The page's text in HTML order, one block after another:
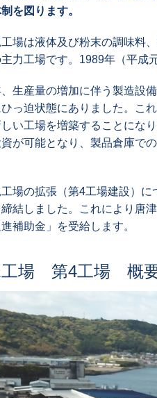
を図ります。
場は液体及び粉末の調味料
力工場です。1989年（平成
生産量の増加に伴う製造設
ひっ迫状態にありました。こ
い工場を増築することにな
が可能となり、製品倉庫で
場の拡張（第4工場建設）に
結しました。これにより唐
補助金」を受給します。
工場 第4工場 概